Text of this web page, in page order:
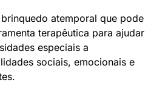
atemporal que pode
terapêutica para ajudar
especiais a
sociais, emocionais e